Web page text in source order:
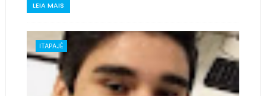
LEIA MAIS
ITAPAJÉ